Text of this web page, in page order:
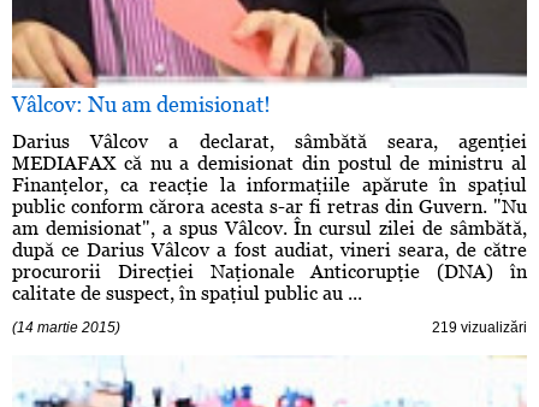
Vâlcov: Nu am demisionat!
Darius Vâlcov a declarat, sâmbătă seara, agenţiei
MEDIAFAX că nu a demisionat din postul de ministru al
Finanţelor, ca reacţie la informaţiile apărute în spaţiul
public conform cărora acesta s-ar fi retras din Guvern. "Nu
am demisionat", a spus Vâlcov. În cursul zilei de sâmbătă,
după ce Darius Vâlcov a fost audiat, vineri seara, de către
procurorii Direcţiei Naţionale Anticorupţie (DNA) în
calitate de suspect, în spaţiul public au ...
(14 martie 2015) 219 vizualizări